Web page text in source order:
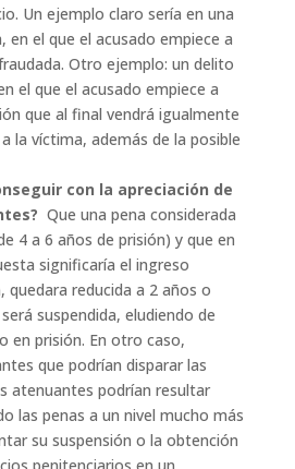
Un ejemplo claro sería en una
en el que el acusado empiece a
Otro ejemplo: un delito
el que el acusado empiece a
que al final vendrá igualmente
la víctima, además de la posible
con la apreciación de
Que una pena considerada
4 a 6 años de prisión) y que en
significaría el ingreso
quedara reducida a 2 años o
suspendida, eludiendo de
en prisión. En otro caso,
que podrían disparar las
atenuantes podrían resultar
las penas a un nivel mucho más
su suspensión o la obtención